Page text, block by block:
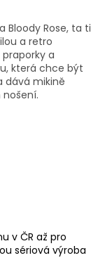
Bloody Rose, ta ti
a retro
a
která chce být
dává mikině
v ČR až pro
sériová výroba